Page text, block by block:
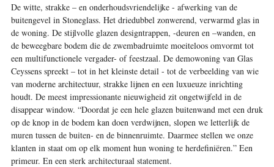
De witte, strakke – en onderhoudsvriendelijke - afwerking van de
buitengevel in Stoneglass. Het driedubbel zonwerend, verwarmd glas in
de woning. De stijlvolle glazen designtrappen, -deuren en –wanden, en
de beweegbare bodem die de zwembadruimte moeiteloos omvormt tot
een multifunctionele vergader- of feestzaal. De demowoning van Glas
Ceyssens spreekt – tot in het kleinste detail - tot de verbeelding van wie
van moderne architectuur, strakke lijnen en een luxueuze inrichting
houdt. De meest impressionante nieuwigheid zit ongetwijfeld in de
disappear window. “Doordat je een hele glazen buitenwand met een druk
op de knop in de bodem kan doen verdwijnen, slopen we letterlijk de
muren tussen de buiten- en de binnenruimte. Daarmee stellen we onze
klanten in staat om op elk moment hun woning te herdefiniëren.” Een
primeur. En een sterk architecturaal statement.